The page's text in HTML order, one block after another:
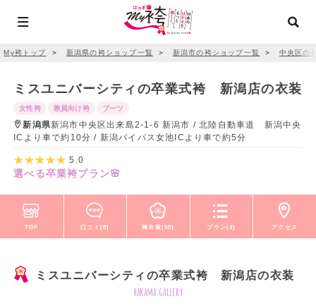
My袴トップ ＞ 新潟県の袴ショップ一覧 ＞ 新潟市の袴ショップ一覧 ＞ 中央区の
ミスユニバーシティの卒業式袴 新潟店の衣装
女性袴 教員向け袴 ブーツ
新潟県新潟市中央区出来島2-1-6 新潟市 / 北陸自動車道 新潟中央
ICより車で約10分 / 新潟バイパス女池ICより車で約5分
5.0
選べる卒業袴プラン🌸
TOP 口コミ(8) 袴衣装(50) プラン(4) アクセス
ミスユニバーシティの卒業式袴 新潟店の衣装
hakama gallery